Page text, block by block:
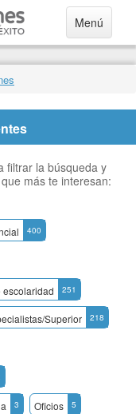
Menú
filtrar la búsqueda y
más te interesan:
400
escolaridad 251
Superior 218
3 Oficios 5